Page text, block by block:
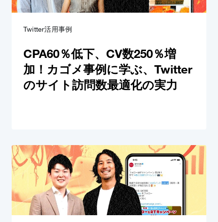
Twitter活用事例
CPA60％低下、CV数250％増
加！カゴメ事例に学ぶ、Twitter
のサイト訪問数最適化の実力